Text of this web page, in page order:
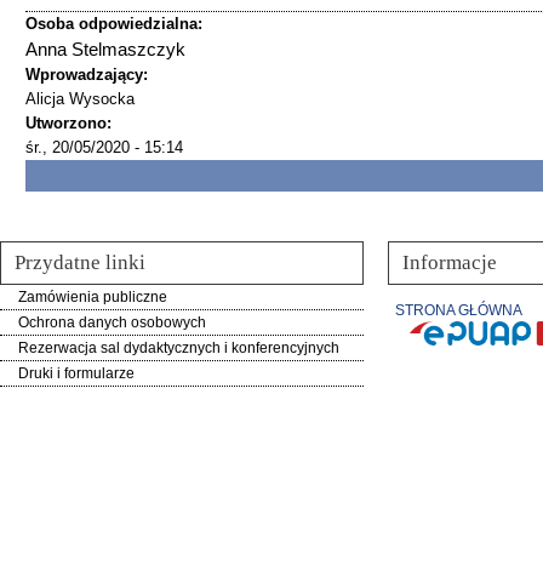
Osoba odpowiedzialna:
Anna Stelmaszczyk
Wprowadzający:
Alicja Wysocka
Utworzono:
śr., 20/05/2020 - 15:14
Przydatne linki
Zamówienia publiczne
Ochrona danych osobowych
Rezerwacja sal dydaktycznych i konferencyjnych
Druki i formularze
Informacje
STRONA GŁÓWNA